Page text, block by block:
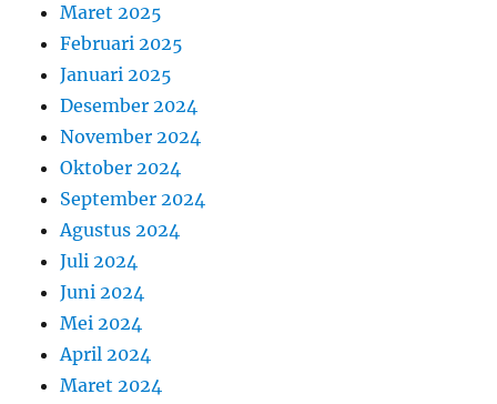
Maret 2025
Februari 2025
Januari 2025
Desember 2024
November 2024
Oktober 2024
September 2024
Agustus 2024
Juli 2024
Juni 2024
Mei 2024
April 2024
Maret 2024